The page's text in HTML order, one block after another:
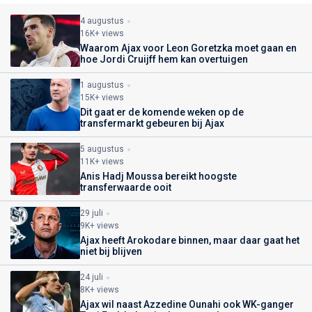
4 augustus
16K+ views
Waarom Ajax voor Leon Goretzka moet gaan en
hoe Jordi Cruijff hem kan overtuigen
1 augustus
15K+ views
Dit gaat er de komende weken op de
transfermarkt gebeuren bij Ajax
5 augustus
11K+ views
Anis Hadj Moussa bereikt hoogste
transferwaarde ooit
29 juli
9K+ views
Ajax heeft Arokodare binnen, maar daar gaat het
niet bij blijven
24 juli
8K+ views
Ajax wil naast Azzedine Ounahi ook WK-ganger